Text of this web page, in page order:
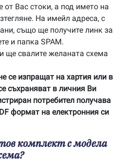
от Вас стоки, а под името на
На имейл адреса, с
също ще получите линк за
и папка SPAM.
ще свалите желаната схема
се изпращат на хартия или в
съхраняват в личния Ви
потребител получава
формат на електронния си
комплект с модела